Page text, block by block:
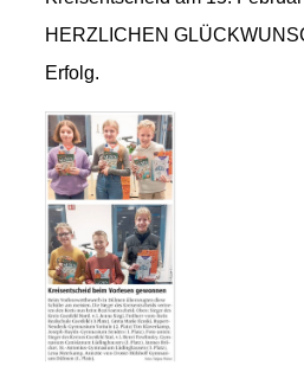
HERZLICHEN
Erfolg.